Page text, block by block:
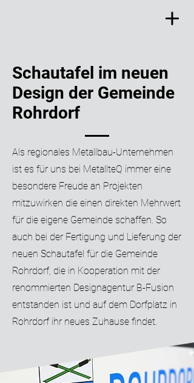
Schautafel im neuen
Design der Gemeinde
Rohrdorf
Als regionales Metallbau-Unternehmen
ist es für uns bei MetallteQ immer eine
besondere Freude an Projekten
mitzuwirken die einen direkten Mehrwert
für die eigene Gemeinde schaffen. So
auch bei der Fertigung und Lieferung der
neuen Schautafel für die Gemeinde
Rohrdorf, die in Kooperation mit der
renommierten Designagentur B-Fusion
entstanden ist und auf dem Dorfplatz in
Rohrdorf ihr neues Zuhause findet.